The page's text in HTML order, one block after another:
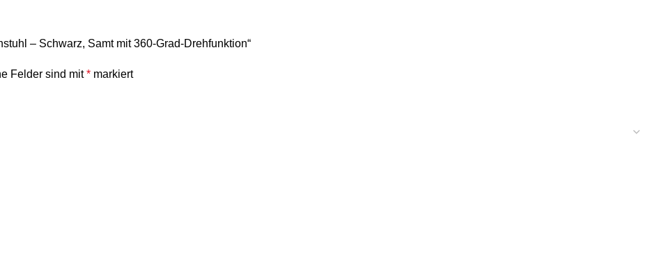
– Schwarz, Samt mit 360-Grad-Drehfunktion“
Felder sind mit* markiert